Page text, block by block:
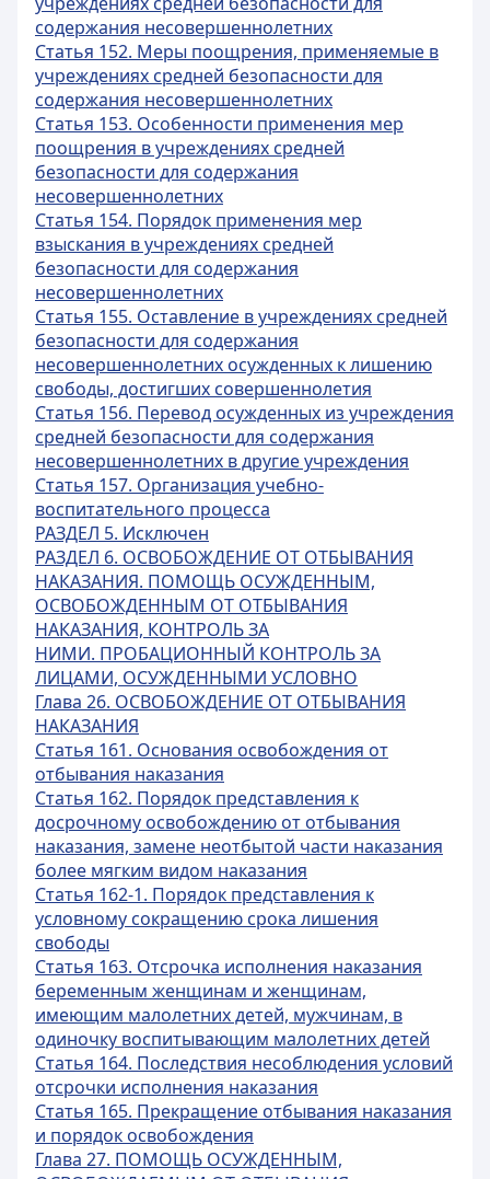
содержания несовершеннолетних
Статья 152. Меры поощрения, применяемые в
учреждениях средней безопасности для
содержания несовершеннолетних
Статья 153. Особенности применения мер
поощрения в учреждениях средней
безопасности для содержания
несовершеннолетних
Статья 154. Порядок применения мер
взыскания в учреждениях средней
безопасности для содержания
несовершеннолетних
Статья 155. Оставление в учреждениях средней
безопасности для содержания
несовершеннолетних осужденных к лишению
свободы, достигших совершеннолетия
Статья 156. Перевод осужденных из учреждения
средней безопасности для содержания
несовершеннолетних в другие учреждения
Статья 157. Организация учебно-
воспитательного процесса
РАЗДЕЛ 5. Исключен
РАЗДЕЛ 6. ОСВОБОЖДЕНИЕ ОТ ОТБЫВАНИЯ
НАКАЗАНИЯ. ПОМОЩЬ ОСУЖДЕННЫМ,
ОСВОБОЖДЕННЫМ ОТ ОТБЫВАНИЯ
НАКАЗАНИЯ, КОНТРОЛЬ ЗА
НИМИ. ПРОБАЦИОННЫЙ КОНТРОЛЬ ЗА
ЛИЦАМИ, ОСУЖДЕННЫМИ УСЛОВНО
Глава 26. ОСВОБОЖДЕНИЕ ОТ ОТБЫВАНИЯ
НАКАЗАНИЯ
Статья 161. Основания освобождения от
отбывания наказания
Статья 162. Порядок представления к
досрочному освобождению от отбывания
наказания, замене неотбытой части наказания
более мягким видом наказания
Статья 162-1. Порядок представления к
условному сокращению срока лишения
свободы
Статья 163. Отсрочка исполнения наказания
беременным женщинам и женщинам,
имеющим малолетних детей, мужчинам, в
одиночку воспитывающим малолетних детей
Статья 164. Последствия несоблюдения условий
отсрочки исполнения наказания
Статья 165. Прекращение отбывания наказания
и порядок освобождения
Глава 27. ПОМОЩЬ ОСУЖДЕННЫМ,